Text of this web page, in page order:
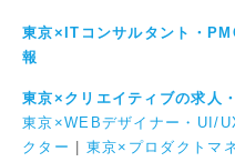
東京×ITコンサルタント・
報
東京×クリエイティブの求人
東京×WEBデザイナー・UI/
クター
東京×プロダクトマ